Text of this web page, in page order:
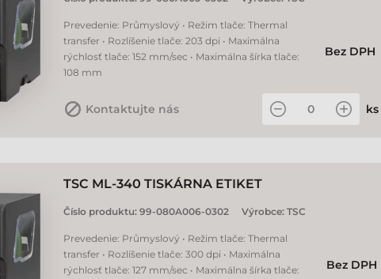
Prevedenie: Průmyslový • Režim tlače: Thermal
transfer • Rozlíšenie tlače: 203 dpi • Maximálna
rýchlosť tlače: 152 mm/sec • Maximálna šírka tlače:
108 mm
Bez DPH
Kontaktujte nás ks
TSC ML-340 TISKÁRNA ETIKET
Číslo produktu: 99-080A006-0302 Výrobce: TSC
Prevedenie: Průmyslový • Režim tlače: Thermal
transfer • Rozlíšenie tlače: 300 dpi • Maximálna
rýchlosť tlače: 127 mm/sec • Maximálna šírka tlače:
Bez DPH